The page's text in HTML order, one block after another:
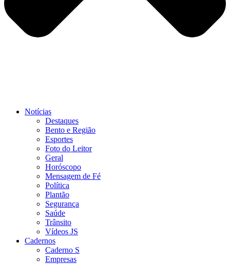
Notícias
Destaques
Bento e Região
Esportes
Foto do Leitor
Geral
Horóscopo
Mensagem de Fé
Política
Plantão
Segurança
Saúde
Trânsito
Vídeos JS
Cadernos
Caderno S
Empresas